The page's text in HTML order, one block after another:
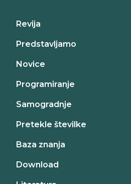
Revija
Predstavljamo
Novice
Programiranje
Samogradnje
Pretekle številke
Baza znanja
Download